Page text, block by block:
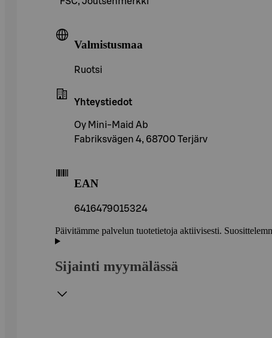
Valmistusmaa
Ruotsi
Yhteystiedot
Oy Mini-Maid Ab
Fabriksvägen 4, 68700 Terjärv
EAN
6416479015324
Päivitämme palvelun tuotetietoja aktiivisesti.
Sijainti myymälässä